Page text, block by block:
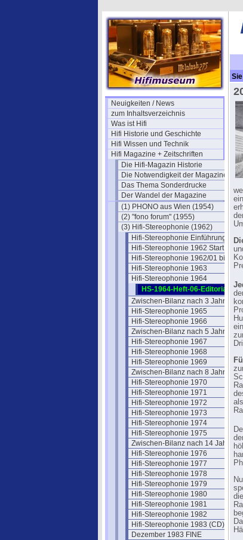
Neuigkeiten / News
zum Inhaltsverzeichnis
Was ist Hifi
Hifi Historie und Geschichte
Hifi Wissen und Technik
Hifi Magazine + Zeitschriften
Die Hifi-Magazin Historie
Die Notwendigkeit der Magazine
Das Thema Sonderdrucke
Der Wandel der Magazine
(1) PHONO aus Wien (1954)
(2) "fono forum" (1955)
(3) Hifi-Stereophonie (1962)
Hifi-Stereophonie Einführung
Hifi-Stereophonie 1962 Start
Hifi-Stereophonie 1962/01 bis 12
Hifi-Stereophonie 1963
Hifi-Stereophonie 1964
HS-1964-Heft-06-Editorial
Zwischen-Bilanz nach 3 Jahren
Hifi-Stereophonie 1965
Hifi-Stereophonie 1966
Zwischen-Bilanz nach 5 Jahren
Hifi-Stereophonie 1967
Hifi-Stereophonie 1968
Hifi-Stereophonie 1969
Zwischen-Bilanz nach 8 Jahren
Hifi-Stereophonie 1970
Hifi-Stereophonie 1971
Hifi-Stereophonie 1972
Hifi-Stereophonie 1973
Hifi-Stereophonie 1974
Hifi-Stereophonie 1975
Zwischen-Bilanz nach 14 Jahren
Hifi-Stereophonie 1976
Hifi-Stereophonie 1977
Hifi-Stereophonie 1978
Hifi-Stereophonie 1979
Hifi-Stereophonie 1980
Hifi-Stereophonie 1981
Hifi-Stereophonie 1982
Hifi-Stereophonie 1983 (CD)
Dezember 1983 FINE